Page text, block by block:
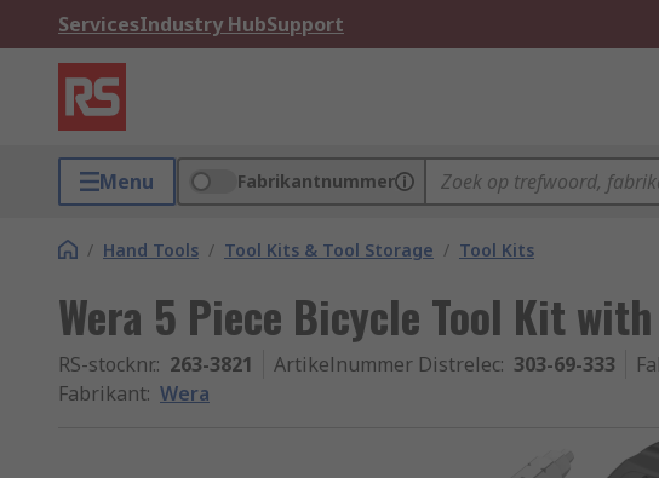
ServicesIndustry HubSupport
Menu Fabrikantnummer
/ Hand Tools / Tool Kits & Tool Storage / Tool Kits
Wera 5 Piece Bicycle Tool Kit
RS-stocknr.: 263-3821 Artikelnummer Distrelec: 303-69-333
Fabrikant: Wera